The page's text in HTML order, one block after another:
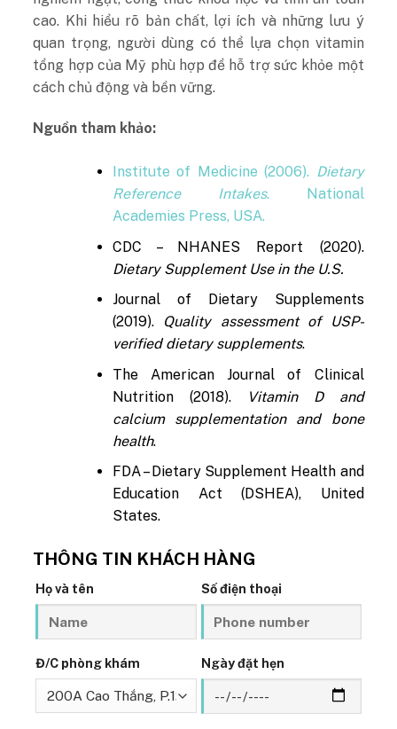
cao. Khi hiểu rõ bản chất, lợi ích và những lưu ý
quan trọng, người dùng có thể lựa chọn vitamin
tổng hợp của Mỹ phù hợp để hỗ trợ sức khỏe một
cách chủ động và bền vững.
Nguồn tham khảo:
Institute of Medicine (2006). Dietary
Reference Intakes. National
Academies Press, USA.
CDC – NHANES Report (2020).
Dietary Supplement Use in the U.S.
Journal of Dietary Supplements
(2019). Quality assessment of USP-
verified dietary supplements.
The American Journal of Clinical
Nutrition (2018).
Vitamin D and
calcium supplementation and bone
health.
FDA – Dietary Supplement Health and
Education Act (DSHEA), United
States.
THÔNG TIN KHÁCH HÀNG
Họ và tên Số điện thoại
Đ/C phòng khám Ngày đặt hẹn